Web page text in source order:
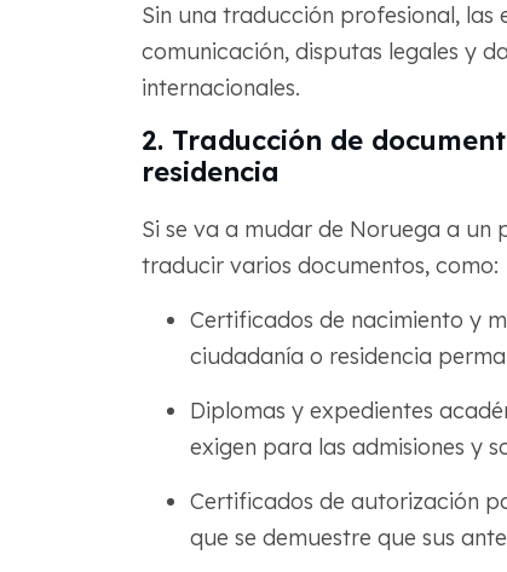
Sin una traducción profesional, las
comunicación, disputas legales y
internacionales.
2. Traducción de
residencia
Si se va a mudar de Noruega a un
traducir varios documentos, como:
Certificados de nacimiento y
ciudadanía o residencia
Diplomas y expedientes
exigen para las admisiones y
Certificados de autorización
que se demuestre que sus